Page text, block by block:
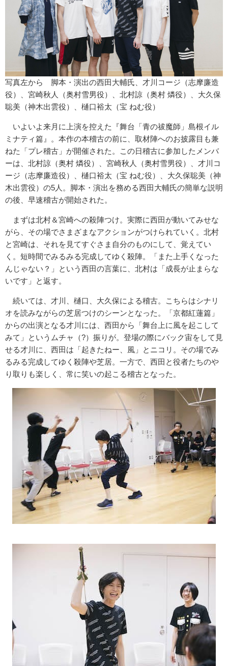
写真左から 脚本・演出の西田大輔氏、才川コージ（志摩廉造
役）、宮崎秋人（奥村雪男役）、北村諒（奥村 燐役）、大久保
聡美（神木出雲役）、樋口裕太（宝 ねむ役）
いよいよ来月に上演を控えた『舞台「青の祓魔師」島根イル
ミナティ篇』。本作の本稽古の前に、取材陣へのお披露目も兼
ねた「プレ稽古」が開催された。この日稽古に参加したメンバ
ーは、北村諒（奥村 燐役）、宮崎秋人（奥村雪男役）、才川コ
ージ（志摩廉造役）、樋口裕太（宝 ねむ役）、大久保聡美（神
木出雲役）の5人。脚本・演出を務める西田大輔氏の簡単な説明
の後、早速稽古が開始された。
まずは北村＆宮崎への殺陣つけ。実際に西田が動いてみせな
がら、その場でさまざまなアクションがつけられていく。北村
と宮崎は、それを見てすぐさま自分のものにして、覚えてい
く。短時間でみるみる完成してゆく殺陣。「また上手くなった
んじゃない？」という西田の言葉に、北村は「成長が止まらな
いです」と返す。
続いては、才川、樋口、大久保による稽古。こちらはシナリ
オを読みながらの芝居つけのシーンとなった。「京都紅蓮篇」
からの出演となる才川には、西田から「舞台上に風を起こして
みて」というムチャ（?）振りが。登場の際にバック宙をして見
せる才川に、西田は「起きたねー、風」とニコリ。その場でみ
るみる完成してゆく殺陣や芝居。一方で、西田と役者たちのや
り取りも楽しく、常に笑いの起こる稽古となった。